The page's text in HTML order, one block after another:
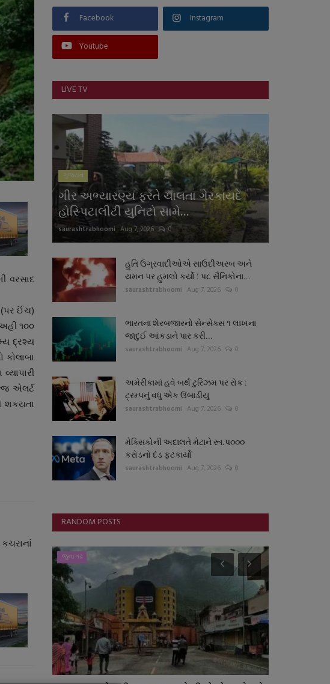
વરસાદ
(પર ઈંચ)
૧૦૦
દ્રશ્ય
એલર્ટ
શકયતા
Facebook Instagram
Youtube
LIVE TV
ગુજરાત
ગીર અભ્યારણ્ય ફરતે ચાલતા ગેરકાયદે
હોસ્પિટાલીટી યુનિટો સામે...
saurashtrabhoomi Aug 7, 2026 0
હુતિ ઉગ્રવાદીઓએ સાઉદીઅરબ અને
યમન પર હુમલો કર્યો : પ૮ સૈનિકોના...
saurashtrabhoomi Aug 7, 2026 0
ભારતના શેરબજારનો સેન્સેક્સ ૧ લાખના
જાદુઈ આંકડાને પાર કરી...
saurashtrabhoomi Aug 7, 2026 0
અમેરીકામાં હવે બર્થ ટુરિઝમ પર રોક :
ટ્રમ્પનું વધુ એક ઉંબાડીયુ
saurashtrabhoomi Aug 7, 2026 0
મેક્સિકોની અદાલતે મેટાને રૂા.પ૦૦૦
કરોડનો દંડ ફટકાર્યો
saurashtrabhoomi Aug 7, 2026 0
RANDOM POSTS
જુનાગઢ